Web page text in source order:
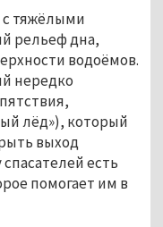
с тяжёлыми
рельеф дна,
водоёмов.
нередко
лёд»), который
выход
есть
помогает им в